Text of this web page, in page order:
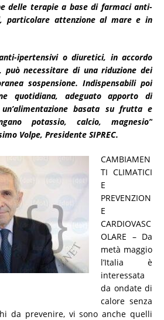
delle terapie a base di farmaci anti-
particolare attenzione al mare e in
ipertensivi o diuretici, in accordo
può necessitare di una riduzione dei
sospensione. Indispensabili poi
quotidiana, adeguato apporto di
basata su frutta e
potassio, calcio, magnesio”
Volpe, Presidente SIPREC.
CAMBIAMEN
TI CLIMATICI
E
PREVENZION
E
CARDIOVASC
OLARE – Da
metà maggio
l’Italia è
interessata
da ondate di
calore senza
da prevenire, vi sono anche quelli